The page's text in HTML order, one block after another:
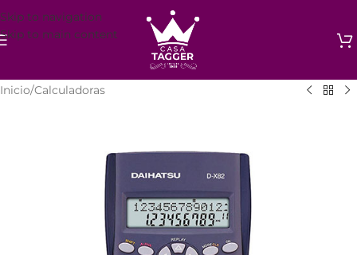
Skip to navigation
Skip to main content
Inicio/Calculadoras